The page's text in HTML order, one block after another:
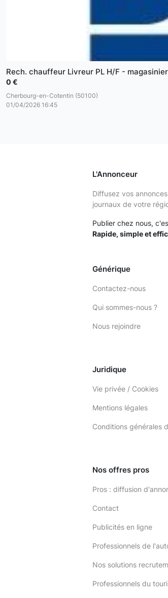
Rech. chauffeur Livreur PL H/F -
0 €
Cherbourg-en-Cotentin (50100)
01/04/2026 16:45
L'Annonceur
Diffusez vos
journaux de votre
Publier chez nous,
Rapide, simple et
Générique
Contactez-nous
Qui sommes-nous ?
Nous rejoindre
Juridique
Vie privée / Cookies
Mentions légales
Conditions générales
Nos offres pros
Pros : diffusion
Contact
Publicités en ligne
Professionnels de
Nos solutions
Professionnels du